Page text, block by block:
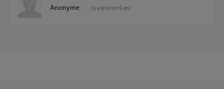
Anonyme il y a environ 6 ans